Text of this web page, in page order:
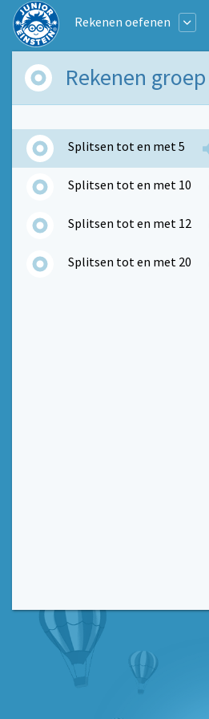
Rekenen oefenen
Rekenen
Splitsen tot en met 5
Splitsen tot en met 10
Splitsen tot en met 12
Splitsen tot en met 20